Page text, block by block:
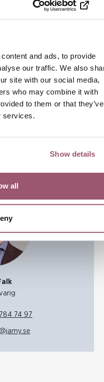
and ads, to provide
our traffic. We also
site with our social media,
who may combine it with
to them or that they’ve
services.
Show details
all
finns på
statsbidrag/
for-kvinnors-
bidraget till Mensen
upptäcktes att Mensen
ansökt om
Ansökan har behandlats i
74 97